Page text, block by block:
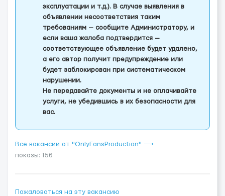
эксплуатации и т.д.). В случае выявления в
объявлении несоответствия таким
требованиям — сообщите Администратору, и
если ваша жалоба подтвердится —
соответствующее объявление будет удалено,
а его автор получит предупреждение или
будет заблокирован при систематическом
нарушении.
Не передавайте документы и не оплачивайте
услуги, не убедившись в их безопасности для
вас.
Все вакансии от "OnlyFansProduction" ⟶
показы: 156
Пожаловаться на эту вакансию